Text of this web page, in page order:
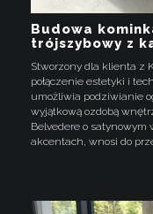
Budowa
trójszybowy z
Stworzony dla klienta z
połączenie estetyki i
umożliwia podziwianie
wyjątkową ozdobą
Belvedere o satynowym
akcentach, wnosi do